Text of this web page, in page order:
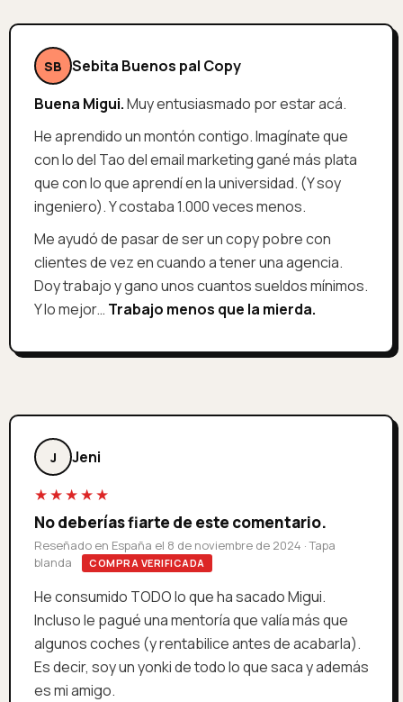
SB
Sebita Buenos pal Copy
Buena Migui.Muy entusiasmado por estar acá.
He aprendido un montón contigo. Imagínate que
con lo del Tao del email marketing gané más plata
que con lo que aprendí en la universidad. (Y soy
ingeniero). Y costaba 1.000 veces menos.
Me ayudó de pasar de ser un copy pobre con
clientes de vez en cuando a tener una agencia.
Doy trabajo y gano unos cuantos sueldos mínimos.
Y lo mejor… Trabajo menos que la mierda.
J Jeni
★★★★★
No deberías fiarte de este comentario.
Reseñado en España el 8 de noviembre de 2024 · Tapa
blanda
COMPRA VERIFICADA
He consumido TODO lo que ha sacado Migui.
Incluso le pagué una mentoría que valía más que
algunos coches (y rentabilice antes de acabarla).
Es decir, soy un yonki de todo lo que saca y además
es mi amigo.